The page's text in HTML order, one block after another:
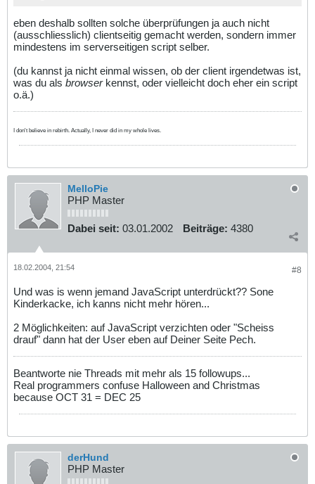
eben deshalb sollten solche überprüfungen ja auch nicht
(ausschliesslich) clientseitig gemacht werden, sondern immer
mindestens im serverseitigen script selber.
(du kannst ja nicht einmal wissen, ob der client irgendetwas ist,
was du als browserkennst, oder vielleicht doch eher ein script
o.ä.)
I don't believe in rebirth. Actually, I never did in my whole lives.
MelloPie
PHP Master
Dabei seit: 03.01.2002 Beiträge: 4380
#8
18.02.2004, 21:54
Und was is wenn jemand JavaScript unterdrückt?? Sone
Kinderkacke, ich kanns nicht mehr hören...
2 Möglichkeiten: auf JavaScript verzichten oder "Scheiss
drauf" dann hat der User eben auf Deiner Seite Pech.
Beantworte nie Threads mit mehr als 15 followups...
Real programmers confuse Halloween and Christmas
because OCT 31 = DEC 25
derHund
PHP Master